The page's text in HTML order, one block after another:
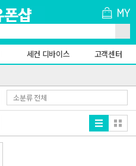
세컨 디바이스 고객센터